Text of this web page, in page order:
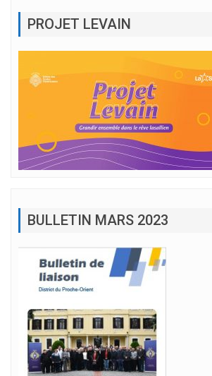
PROJET LEVAIN
BULLETIN MARS 2023